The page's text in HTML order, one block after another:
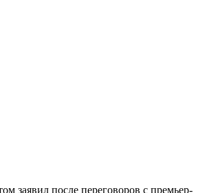
заявил после переговоров с премьер-